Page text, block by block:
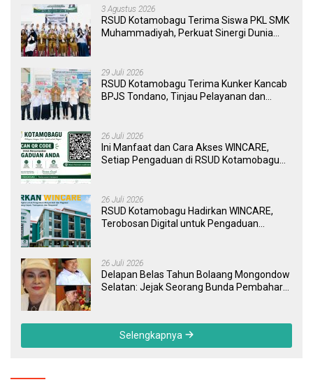
3 Agustus 2026
RSUD Kotamobagu Terima Siswa PKL SMK
Muhammadiyah, Perkuat Sinergi Dunia
29 Juli 2026
RSUD Kotamobagu Terima Kunker Kancab
BPJS Tondano, Tinjau Pelayanan dan
26 Juli 2026
Ini Manfaat dan Cara Akses WINCARE,
Setiap Pengaduan di RSUD Kotamobagu
26 Juli 2026
RSUD Kotamobagu Hadirkan WINCARE,
Terobosan Digital untuk Pengaduan
26 Juli 2026
Delapan Belas Tahun Bolaang Mongondow
Selatan: Jejak Seorang Bunda Pembaharu
Selengkapnya